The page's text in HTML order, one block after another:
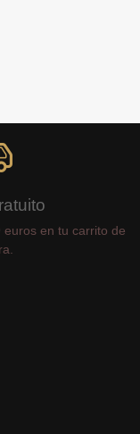
en tu carrito de